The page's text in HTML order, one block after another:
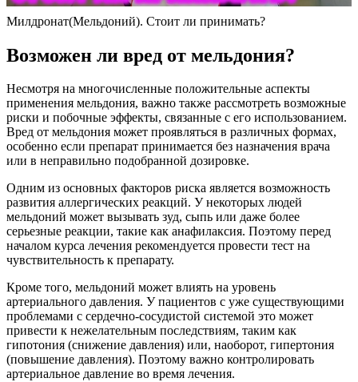
Милдронат(Мельдоний). Стоит ли принимать?
Возможен ли вред от мельдония?
Несмотря на многочисленные положительные аспекты
применения мельдония, важно также рассмотреть возможные
риски и побочные эффекты, связанные с его использованием.
Вред от мельдония может проявляться в различных формах,
особенно если препарат принимается без назначения врача
или в неправильно подобранной дозировке.
Одним из основных факторов риска является возможность
развития аллергических реакций. У некоторых людей
мельдоний может вызывать зуд, сыпь или даже более
серьезные реакции, такие как анафилаксия. Поэтому перед
началом курса лечения рекомендуется провести тест на
чувствительность к препарату.
Кроме того, мельдоний может влиять на уровень
артериального давления. У пациентов с уже существующими
проблемами с сердечно-сосудистой системой это может
привести к нежелательным последствиям, таким как
гипотония (снижение давления) или, наоборот, гипертония
(повышение давления). Поэтому важно контролировать
артериальное давление во время лечения.